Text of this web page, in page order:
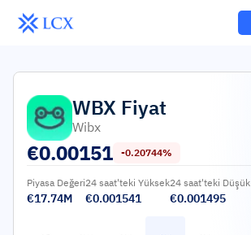
WBX Fiyat
Wibx
€0.00151 -0.20744%
Piyasa Değeri
€17.74M
24 saat'teki Yüksek
€0.001541
24 saat'teki Düşük
€0.001495